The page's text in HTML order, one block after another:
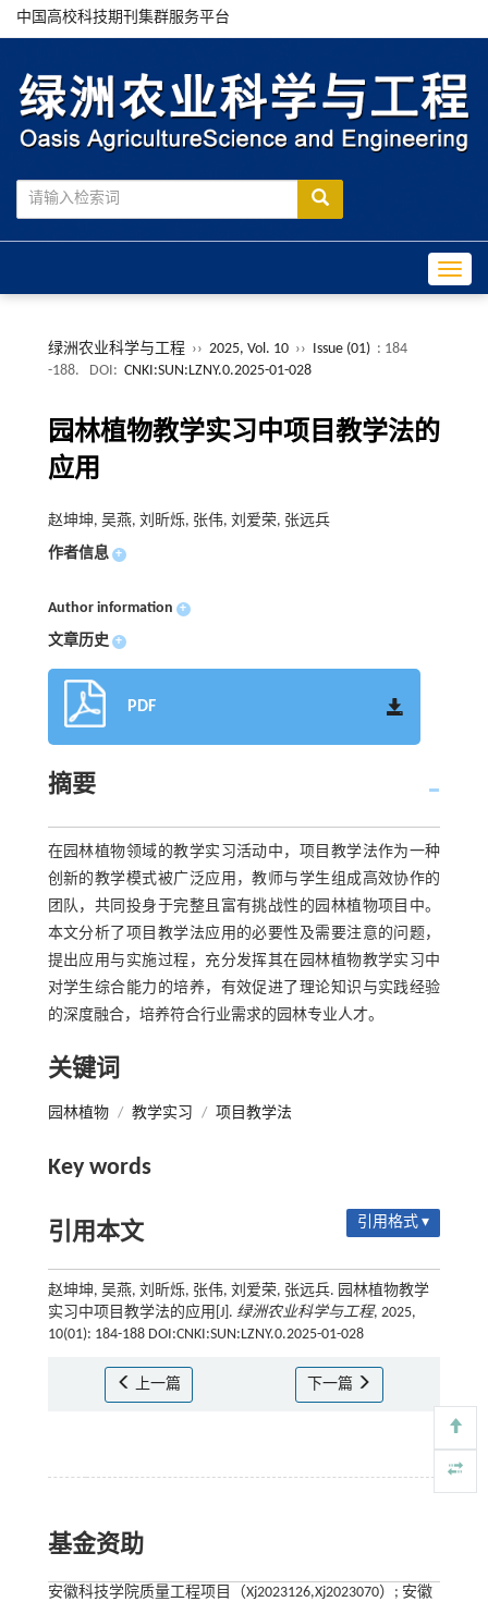
中国高校科技期刊集群服务平台
绿洲农业科学与工程 ›› 2025, Vol. 10 ›› Issue (01) : 184
-188.
DOI: CNKI:SUN:LZNY.0.2025-01-028
园林植物教学实习中项目教学法的
应用
赵坤坤, 吴燕, 刘昕烁, 张伟, 刘爱荣, 张远兵
作者信息 +
Author information +
文章历史 +
PDF
摘要
在园林植物领域的教学实习活动中，项目教学法作为一种
创新的教学模式被广泛应用，教师与学生组成高效协作的
团队，共同投身于完整且富有挑战性的园林植物项目中。
本文分析了项目教学法应用的必要性及需要注意的问题，
提出应用与实施过程，充分发挥其在园林植物教学实习中
对学生综合能力的培养，有效促进了理论知识与实践经验
的深度融合，培养符合行业需求的园林专业人才。
关键词
园林植物 / 教学实习 / 项目教学法
Key words
引用本文 引用格式 ▾
赵坤坤, 吴燕, 刘昕烁, 张伟, 刘爱荣, 张远兵. 园林植物教学
实习中项目教学法的应用[J]. 绿洲农业科学与工程, 2025,
10(01): 184-188 DOI:CNKI:SUN:LZNY.0.2025-01-028
上一篇 下一篇
基金资助
安徽科技学院质量工程项目（Xj2023126,Xj2023070）; 安徽